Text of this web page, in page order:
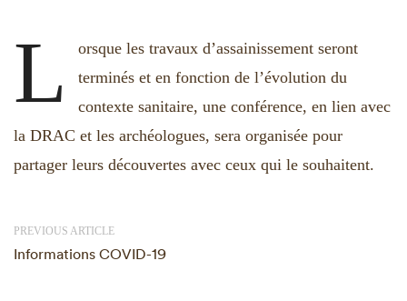
L
orsque les travaux d’assainissement seront
terminés et en fonction de l’évolution du
contexte sanitaire, une conférence, en lien avec
la DRAC et les archéologues, sera organisée pour
partager leurs découvertes avec ceux qui le souhaitent.
PREVIOUS ARTICLE
Informations COVID-19